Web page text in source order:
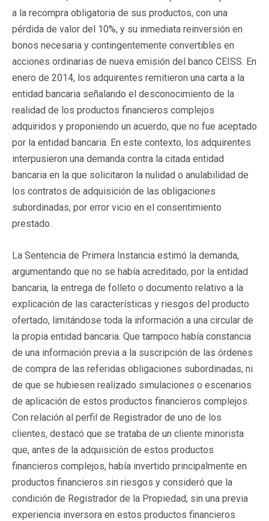
a la recompra obligatoria de sus productos, con una
pérdida de valor del 10%, y su inmediata reinversión en
bonos necesaria y contingentemente convertibles en
acciones ordinarias de nueva emisión del banco CEISS. En
enero de 2014, los adquirentes remitieron una carta a la
entidad bancaria señalando el desconocimiento de la
realidad de los productos financieros complejos
adquiridos y proponiendo un acuerdo, que no fue aceptado
por la entidad bancaria. En este contexto, los adquirentes
interpusieron una demanda contra la citada entidad
bancaria en la que solicitaron la nulidad o anulabilidad de
los contratos de adquisición de las obligaciones
subordinadas, por error vicio en el consentimiento
prestado.
La Sentencia de Primera Instancia estimó la demanda,
argumentando que no se había acreditado, por la entidad
bancaria, la entrega de folleto o documento relativo a la
explicación de las características y riesgos del producto
ofertado, limitándose toda la información a una circular de
la propia entidad bancaria. Que tampoco había constancia
de una información previa a la suscripción de las órdenes
de compra de las referidas obligaciones subordinadas, ni
de que se hubiesen realizado simulaciones o escenarios
de aplicación de estos productos financieros complejos.
Con relación al perfil de Registrador de uno de los
clientes, destacó que se trataba de un cliente minorista
que, antes de la adquisición de estos productos
financieros complejos, había invertido principalmente en
productos financieros sin riesgos y consideró que la
condición de Registrador de la Propiedad, sin una previa
experiencia inversora en estos productos financieros